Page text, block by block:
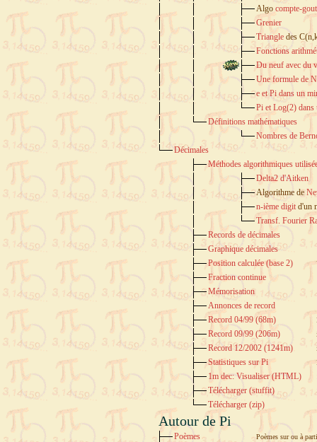
Algo compte-
Grenier
Triangledes
Fonctions
Du neuf avec du
Une formule de
e et Pi dans un
Pi et Log(2) dans
Définitions mathématiques
Nombres de
Décimales
Méthodes algorithmiques
Delta2 d'Aitken
Algorithme de
n-ième digitd'un
Transf. Fourier
Records de décimales
Graphique décimales
Position calculée (base 2)
Fraction continue
Mémorisation
Annonces de record
Record 04/99 (68m)
Record 09/99 (206m)
Record 12/2002 (1241m)
Statistiques sur Pi
1m dec: Visualiser (HTML)
Télécharger (stuffit)
Télécharger (zip)
Autour de Pi
Poèmes Poèmes sur ou à